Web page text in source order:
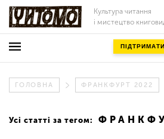
Культура читання
і мистецтво
ПІДТРИМАТИ
ГОЛОВНА ФРАНКФУРТ 2022
Усі статті за тегом: